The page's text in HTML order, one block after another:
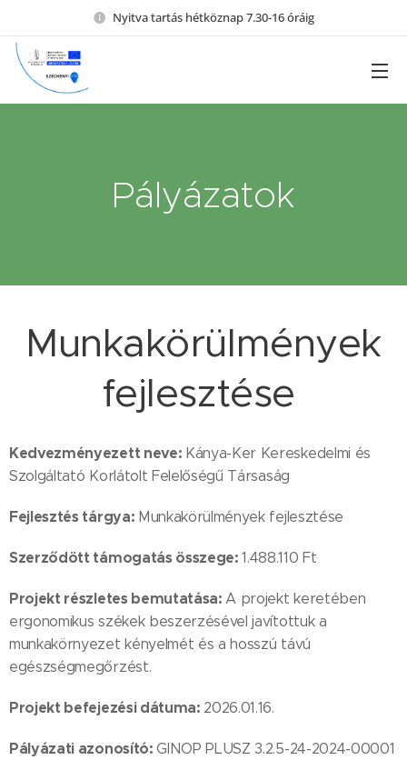
Nyitva tartás hétköznap 7.30-16 óráig
Pályázatok
Munkakörülmények
fejlesztése
Kedvezményezett neve: Kánya-Ker Kereskedelmi és
Szolgáltató Korlátolt Felelőségű Társaság
Fejlesztés tárgya: Munkakörülmények fejlesztése
Szerződött támogatás összege:1.488.110 Ft
Projekt részletes bemutatása:A projekt keretében
ergonomikus székek beszerzésével javítottuk a
munkakörnyezet kényelmét és a hosszú távú
egészségmegőrzést.
Projekt befejezési dátuma: 2026.01.16.
Pályázati azonosító:GINOP PLUSZ 3.2.5-24-2024-00001